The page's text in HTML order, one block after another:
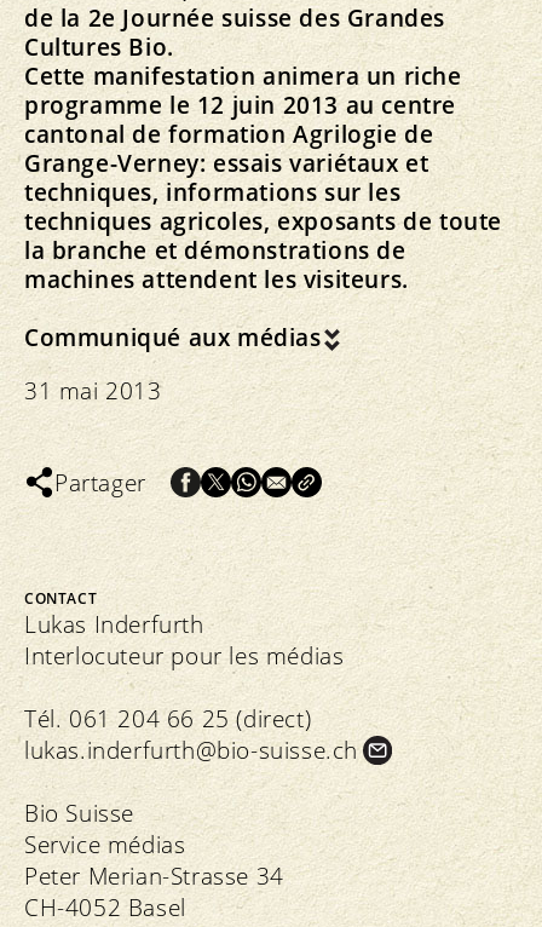
de la 2e Journée suisse des Grandes
Cultures Bio.
Cette manifestation animera un riche
programme le 12 juin 2013 au centre
cantonal de formation Agrilogie de
Grange-Verney: essais variétaux et
techniques, informations sur les
techniques agricoles, exposants de toute
la branche et démonstrations de
machines attendent les visiteurs.
Communiqué aux médias
31 mai 2013
Partager
CONTACT
Lukas Inderfurth
Interlocuteur pour les médias
Tél. 061 204 66 25 (direct)
lukas.inderfurth@bio-suisse.ch
Bio Suisse
Service médias
Peter Merian-Strasse 34
CH-4052 Basel